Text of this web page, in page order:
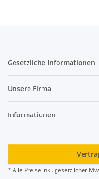
Gesetzliche Informationen
Unsere Firma
Informationen
* Alle Preise inkl. gesetzlicher